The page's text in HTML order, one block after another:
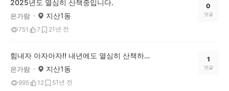
2025년도 열심히 산책중입니다.
은가람 지산1동
751 7 21년 전
0
댓글
힘내자 아자아자!! 내년에도 열심히 산책하자^^
은가람 지산1동
995 12 51년 전
1
댓글